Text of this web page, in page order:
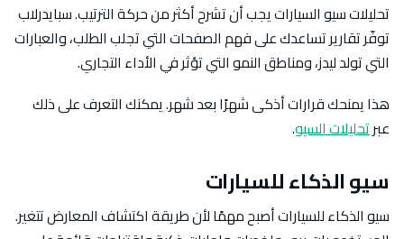
تحليلات سيو السيارات يجب أن تشرح أكثر من حركة الترتيب. سبايدرلاب
توفّر تقارير تساعدك على فهم الصفحات التي تجلب الطلب، والعبارات
التي تولد ليدز، ومناطق النمو التي تؤثر في الأداء التجاري.
هذا يمنحك قرارات أذكى شهرًا بعد شهر. يمكنك التعرف على ذلك
عبرتحليلات السيو.
سيو الذكاء للسيارات
سيو الذكاء للسيارات أصبح مهمًا لأن طريقة اكتشاف المعارض تتغير.